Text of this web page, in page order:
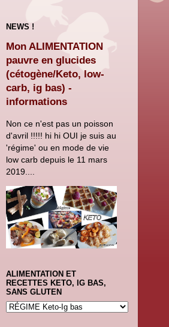
NEWS !
Mon ALIMENTATION
pauvre en glucides
(cétogène/Keto, low-
carb, ig bas) -
informations
Non ce n'est pas un poisson
d'avril !!!!! hi hi OUI je suis au
'régime' ou en mode de vie
low carb depuis le 11 mars
2019....
ALIMENTATION ET
RECETTES KETO, IG BAS,
SANS GLUTEN